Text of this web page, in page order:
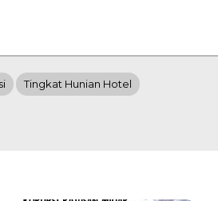
Tingkat Hunian Hotel